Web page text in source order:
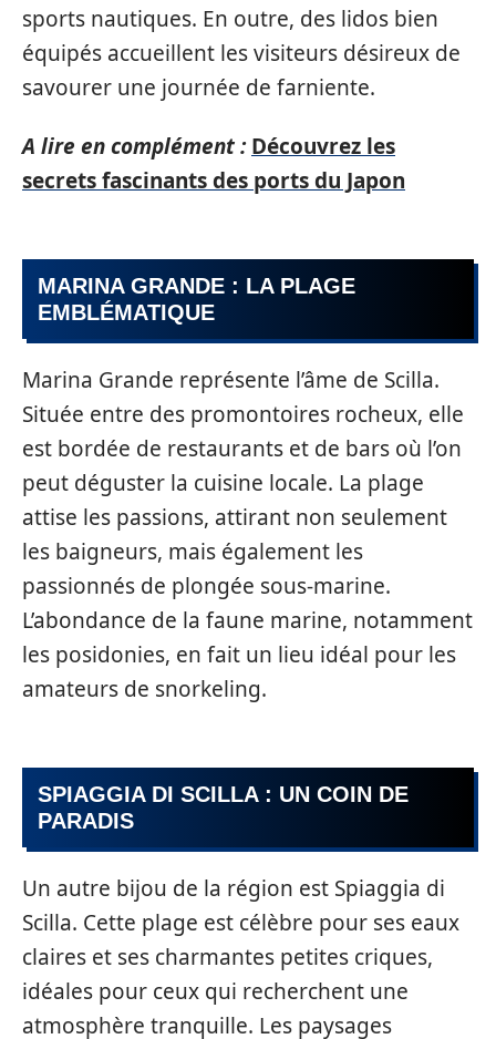
sports nautiques. En outre, des lidos bien
équipés accueillent les visiteurs désireux de
savourer une journée de farniente.
A lire en complément : Découvrez les
secrets fascinants des ports du Japon
MARINA GRANDE : LA PLAGE
EMBLÉMATIQUE
Marina Grande représente l’âme de Scilla.
Située entre des promontoires rocheux, elle
est bordée de restaurants et de bars où l’on
peut déguster la cuisine locale. La plage
attise les passions, attirant non seulement
les baigneurs, mais également les
passionnés de plongée sous-marine.
L’abondance de la faune marine, notamment
les posidonies, en fait un lieu idéal pour les
amateurs de snorkeling.
SPIAGGIA DI SCILLA : UN COIN DE
PARADIS
Un autre bijou de la région est Spiaggia di
Scilla. Cette plage est célèbre pour ses eaux
claires et ses charmantes petites criques,
idéales pour ceux qui recherchent une
atmosphère tranquille. Les paysages